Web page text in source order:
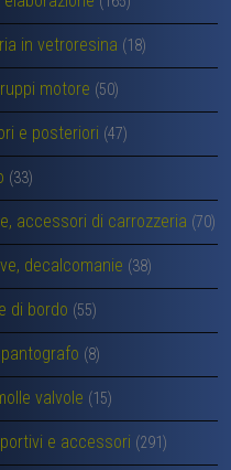
in vetroresina (18)
motore (50)
e posteriori (47)
(33)
accessori di carrozzeria (70)
decalcomanie (38)
di bordo (55)
(8)
valvole (15)
e accessori (291)